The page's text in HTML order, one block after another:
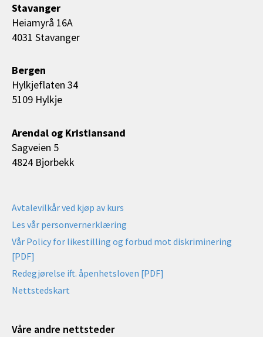
Stavanger
Heiamyrå 16A
4031 Stavanger
Bergen
Hylkjeflaten 34
5109 Hylkje
Arendal og Kristiansand
Sagveien 5
4824 Bjorbekk
Avtalevilkår ved kjøp av kurs
Les vår personvernerklæring
Vår Policy for likestilling og forbud mot diskriminering
[PDF]
Redegjørelse ift. åpenhetsloven [PDF]
Nettstedskart
Våre andre nettsteder